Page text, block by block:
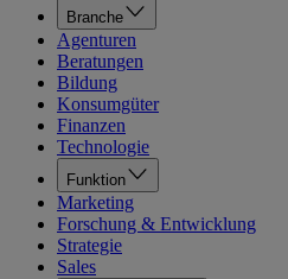
Branche
Agenturen
Beratungen
Bildung
Konsumgüter
Finanzen
Technologie
Funktion
Marketing
Forschung & Entwicklung
Strategie
Sales